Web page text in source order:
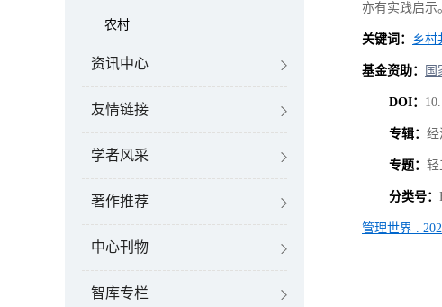
农村
资讯中心
友情链接
学者风采
著作推荐
中心刊物
智库专栏
亦有实践启示
关键词： 乡村
基金资助：
DOI：
专辑： 经
专题： 轻
分类号：
管理世界 .